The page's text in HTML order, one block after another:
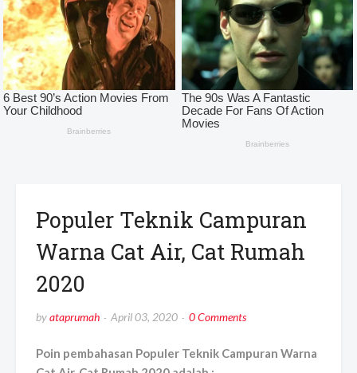
Populer Teknik Campuran
Warna Cat Air, Cat Rumah
2020
byataprumah April 03, 2020 0 Comments
Poin pembahasan Populer Teknik Campuran Warna